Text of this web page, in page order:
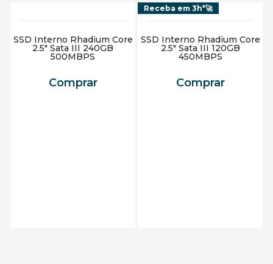
SSD Interno Rhadium Core
2.5" Sata III 240GB
500MBPS
Comprar
Receba em 3h*🚀
SSD Interno Rhadium Core
2.5" Sata III 120GB
450MBPS
Comprar